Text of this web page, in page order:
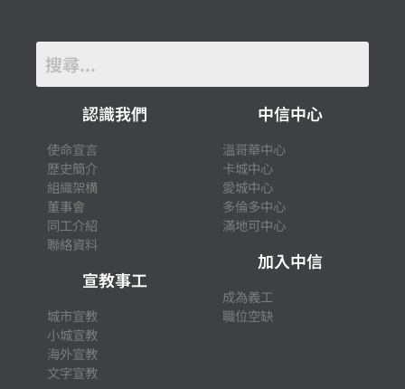
認識我們
使命宣言
歷史簡介
組織架構
董事會
同工介紹
聯絡資料
宣教事工
城市宣教
小城宣教
海外宣教
文字宣教
中信中心
溫哥華中心
卡城中心
愛城中心
多倫多中心
滿地可中心
加入中信
成為義工
職位空缺